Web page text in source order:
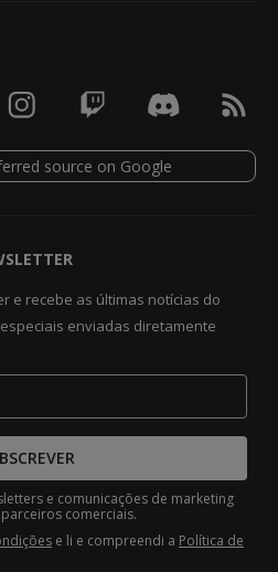
e recebe as últimas notícias do
enviadas diretamente
e comunicações de marketing
comerciais.
e li e compreendi a Política de